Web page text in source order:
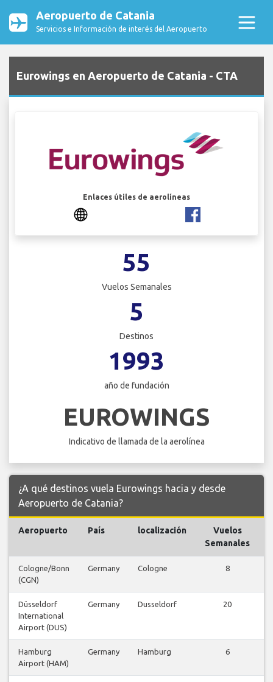
Aeropuerto de Catania
Servicios e Información de interés del Aeropuerto
Eurowings en Aeropuerto de Catania - CTA
Enlaces útiles de aerolíneas
55
Vuelos Semanales
5
Destinos
1993
año de fundación
EUROWINGS
Indicativo de llamada de la aerolínea
¿A qué destinos vuela Eurowings hacia y desde
Aeropuerto de Catania?
Aeropuerto País localización
Vuelos
Semanales
Cologne/Bonn
(CGN)
Germany Cologne
8
Düsseldorf
International
Airport (DUS)
Germany Dusseldorf
20
Hamburg
Airport (HAM)
Germany Hamburg
6